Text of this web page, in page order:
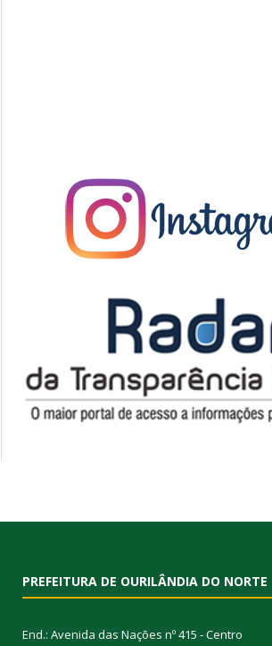
PREFEITURA DE OURILÂNDIA DO NORTE
End.: Avenida das Nações nº 415 - Centro